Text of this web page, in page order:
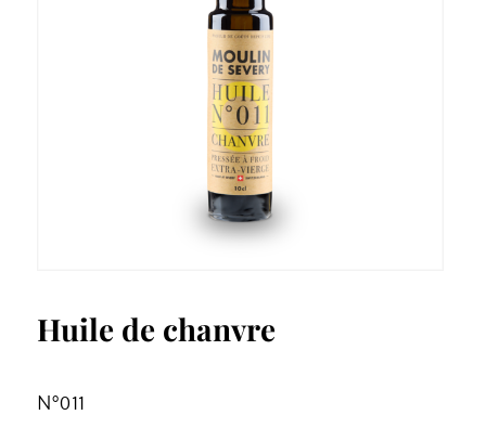
Huile de chanvre
N°011